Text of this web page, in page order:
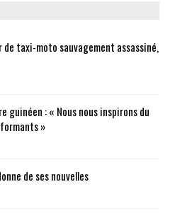
de taxi-moto sauvagement assassiné,
guinéen : « Nous nous inspirons du
»
de ses nouvelles